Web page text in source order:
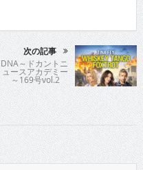
次の記事
DNA～ドカントニ
ュースアカデミー
～169号vol.2